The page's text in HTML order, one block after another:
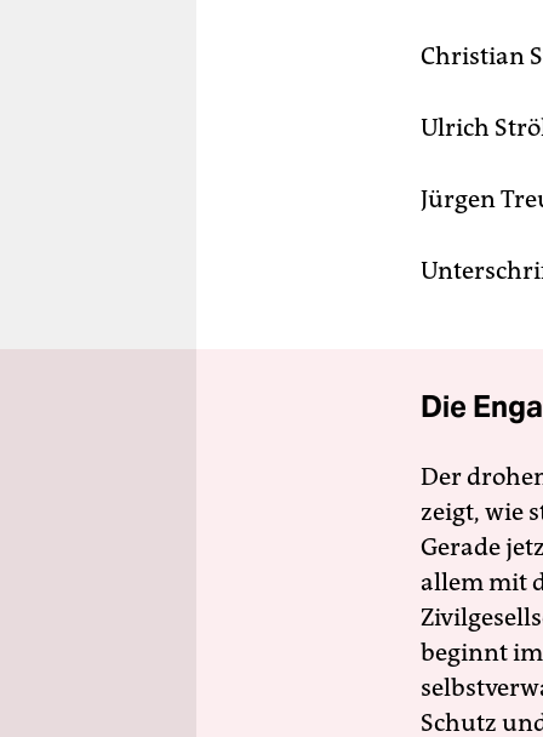
Christian
Ulrich
Jürgen
Die
Der
zeigt, wie
Gerade
allem mit
beginnt
Schutz